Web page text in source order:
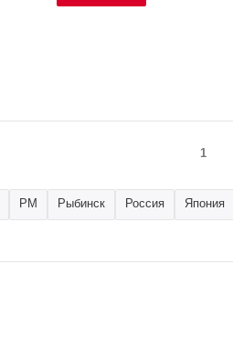
1
РМ Рыбинск Россия Япония